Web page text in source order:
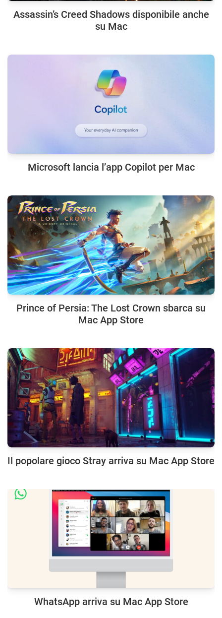
Assassin’s Creed Shadows disponibile anche
su Mac
Microsoft lancia l’app Copilot per Mac
Prince of Persia: The Lost Crown sbarca su
Mac App Store
Il popolare gioco Stray arriva su Mac App Store
WhatsApp arriva su Mac App Store